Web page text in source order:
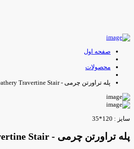
صفحه اول
محصولات
پله تراورتن چرمی - Leathery Travertine Stair
سایز : 120*35
پله تراورتن چرمی - Leathery Travertine Stair